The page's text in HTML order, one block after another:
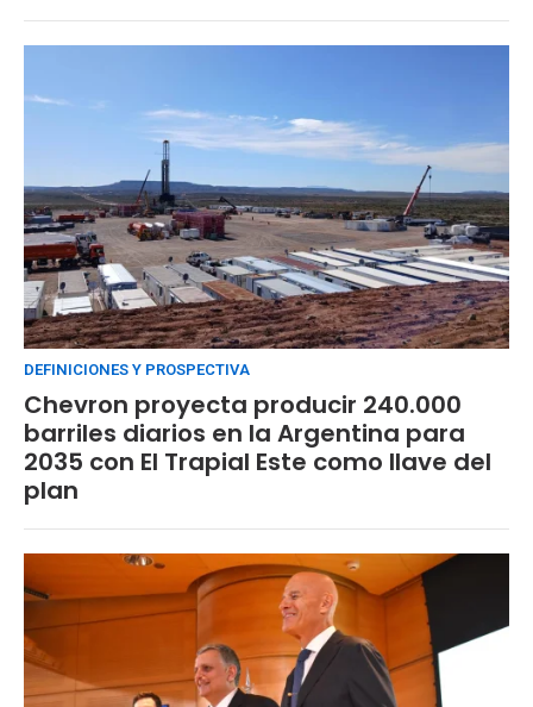
DEFINICIONES Y PROSPECTIVA
Chevron proyecta producir 240.000
barriles diarios en la Argentina para
2035 con El Trapial Este como llave del
plan